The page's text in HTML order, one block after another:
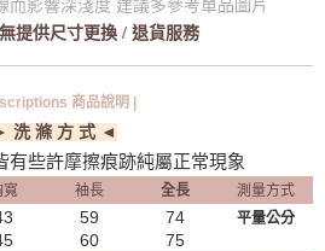
而影響深淺度 建議多參考單品圖片
無提供尺寸更換 / 退貨服務
商品說明 |
洗 滌 方 式 ◄
有些許摩擦痕跡純屬正常現象
寬 袖長 全長
測量方式
59
60
74
75
平量公分